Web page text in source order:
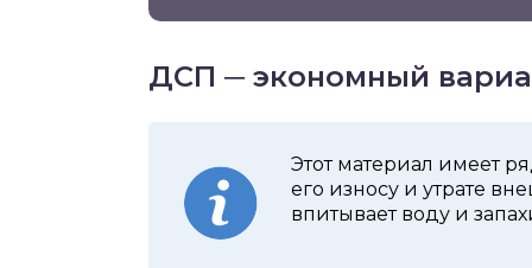
ДСП ─ экономный
Этот материал имеет
его износу и утрате
впитывает воду и